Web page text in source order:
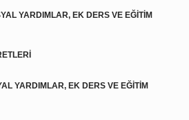
YARDIMLAR, EK DERS VE EĞİTİM
YARDIMLAR, EK DERS VE EĞİTİM